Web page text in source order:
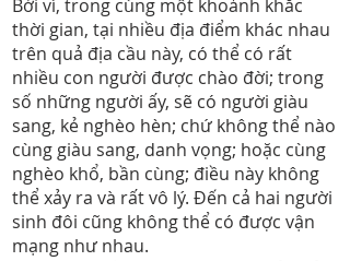
Bởi vì, trong cùng một khoảnh khắc
thời gian, tại nhiều địa điểm khác nhau
trên quả địa cầu này, có thể có rất
nhiều con người được chào đời; trong
số những người ấy, sẽ có người giàu
sang, kẻ nghèo hèn; chứ không thể nào
cùng giàu sang, danh vọng; hoặc cùng
nghèo khổ, bần cùng; điều này không
thể xảy ra và rất vô lý. Đến cả hai người
sinh đôi cũng không thể có được vận
mạng như nhau.